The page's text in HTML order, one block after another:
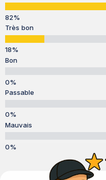
Très bon
Bon
Passable
Mauvais